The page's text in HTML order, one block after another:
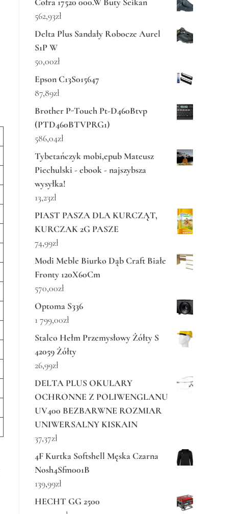
562,93zł
Delta Plus Sandały Robocze Aurel
S1P W
50,00zł
Epson C13S015647
87,89zł
Brother P-Touch Pt-D460Btvp
(PTD460BTVPRG1)
586,04zł
Tybetańczyk mobi,epub Mateusz
Piechulski - ebook - najszybsza
wysyłka!
13,23zł
PIAST PASZA DLA KURCZĄT,
KURCZAK 2G PASZE
74,99zł
Modi Meble Biurko Dąb Craft Białe
Fronty 120X60Cm
570,00zł
Optoma S336
1 799,00zł
Stalco Hełm Przemysłowy Żółty S
42059 Żółty
26,99zł
DELTA PLUS OKULARY
OCHRONNE Z POLIWENGLANU
UV400 BEZBARWNE ROZMIAR
UNIWERSALNY KISKAIN
37,37zł
4F Kurtka Softshell Męska Czarna
Nosh4Sfm001B
139,99zł
HECHT GG 2500